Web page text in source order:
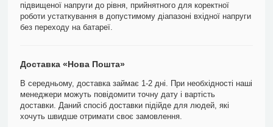
підвищеної напруги до рівня, прийнятного для коректної
роботи устаткування в допустимому діапазоні вхідної напруги
без переходу на батареї.
Доставка «Нова Пошта»
В середньому, доставка займає 1-2 дні. При необхідності наші
менеджери можуть повідомити точну дату і вартість
доставки. Даний спосіб доставки підійде для людей, які
хочуть швидше отримати своє замовлення.